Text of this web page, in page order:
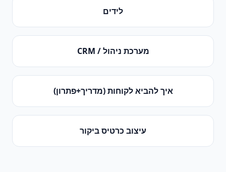
לידים
מערכת ניהול / CRM
איך להביא לקוחות (מדריך+פתרון)
עיצוב כרטיס ביקור